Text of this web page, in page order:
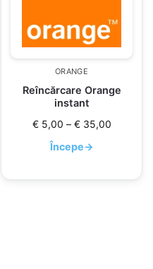
ORANGE
Reîncărcare Orange
instant
€5,00 – €35,00
Începe→